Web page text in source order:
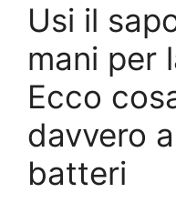
Usi il
mani per
Ecco
davvero
batteri